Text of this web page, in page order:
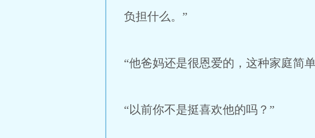
负担什么。”
“他爸妈还是很恩爱的，这种家庭简
“以前你不是挺喜欢他的吗？”